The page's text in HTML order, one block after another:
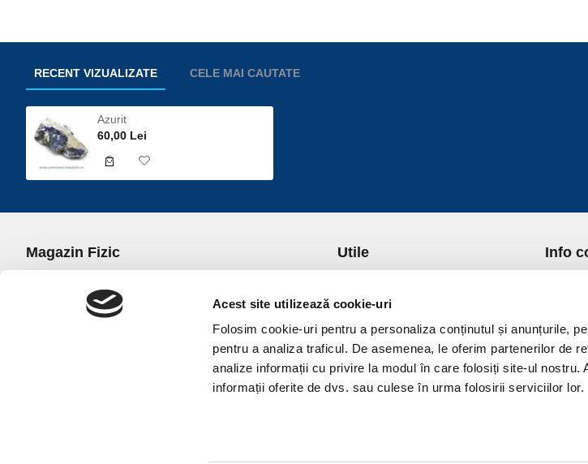
Acest site utilizează cookie-uri
Folosim cookie-uri pentru a personaliza conținutul și anunțurile,
pentru a analiza traficul. De asemenea, le oferim partenerilor de
analize informații cu privire la modul în care folosiți site-ul nostru.
informații oferite de dvs. sau culese în urma folosirii serviciilor lor.
RECENT VIZUALIZATE CELE MAI CAUTATE
Azurit
60,00 Lei
Magazin Fizic
office@universulcristalelor.ro
0799 879 911, 0723 145 611 (Comenzi Telefonice)
Utile
Transport si Plata
Politica de Returnare
Politica de confidentialitate
Politica Cookies
Termeni si conditii
Info
Lista
GDPR
Contact